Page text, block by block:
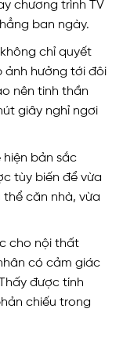
chương trình TV
ban ngày.
chỉ quyết
ảnh hưởng tới đôi
nên tinh thần
giây nghỉ ngơi
hiện bản sắc
tùy biến để vừa
căn nhà, vừa
cho nội thất
có cảm giác
được tính
chiếu trong